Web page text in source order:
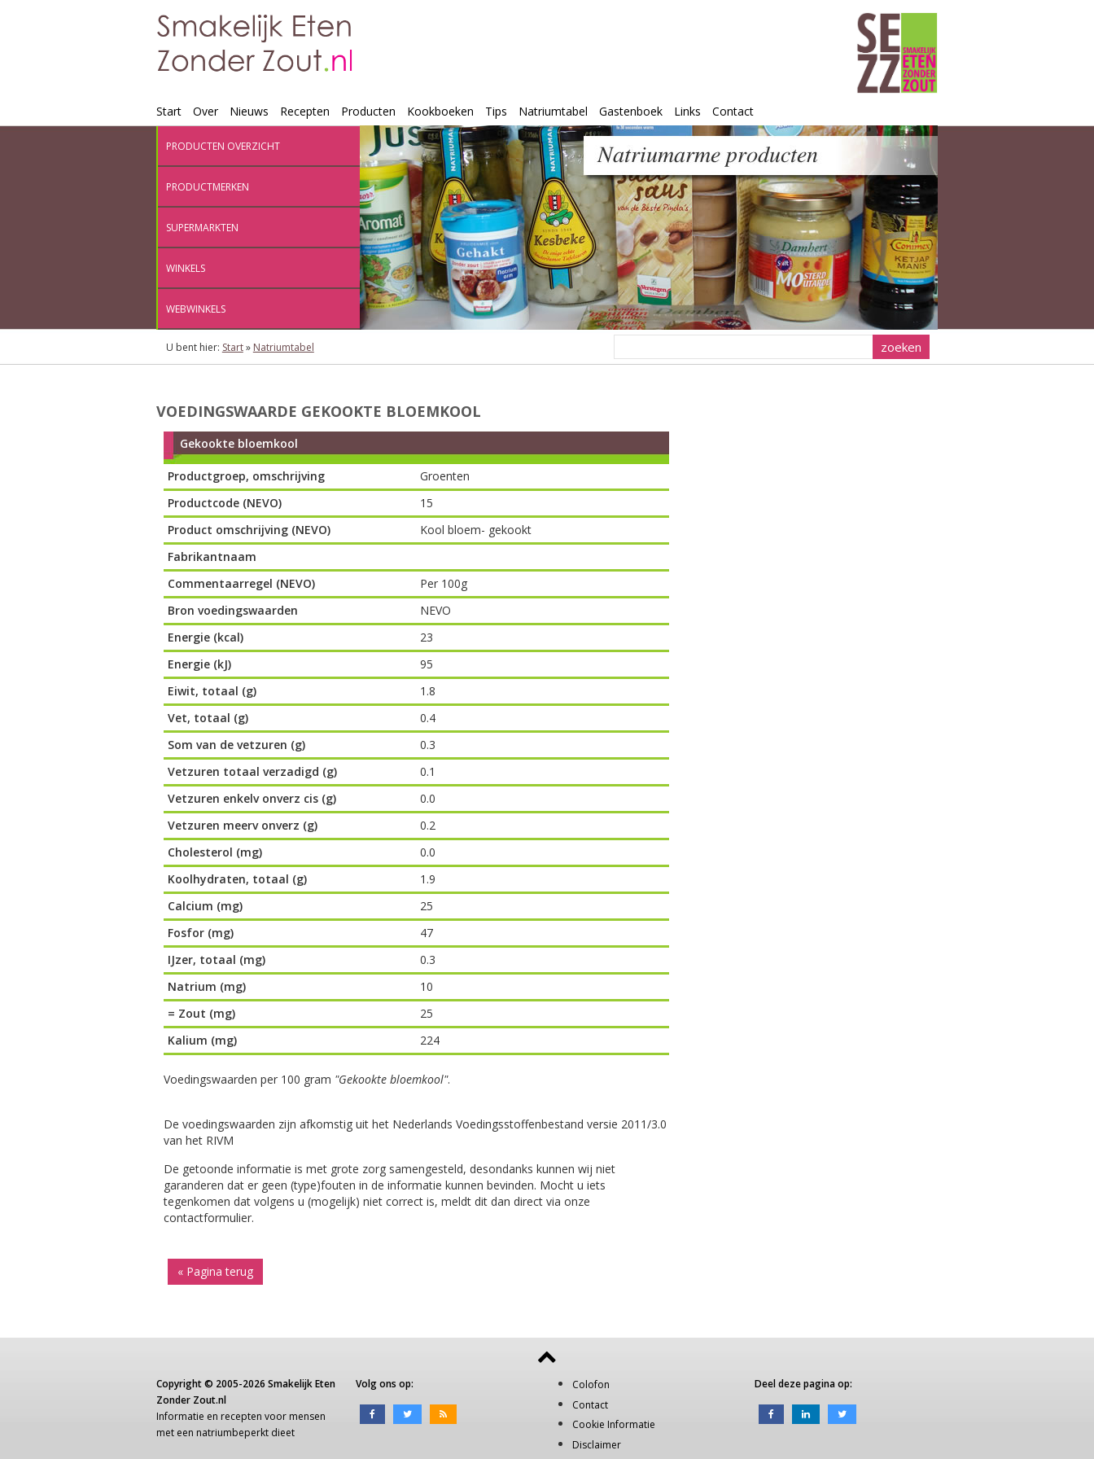
Start Over Nieuws Recepten Producten Kookboeken Tips Natriumtabel Gastenboek Links Contact
PRODUCTEN OVERZICHT
PRODUCTMERKEN
SUPERMARKTEN
WINKELS
WEBWINKELS
U bent hier: Start» Natriumtabel
VOEDINGSWAARDE GEKOOKTE BLOEMKOOL
Gekookte bloemkool
Productgroep, omschrijving
Groenten
Productcode (NEVO)
15
Product omschrijving (NEVO)
Kool bloem- gekookt
Fabrikantnaam
Commentaarregel (NEVO)
Per 100g
Bron voedingswaarden
NEVO
Energie (kcal)
23
Energie (kJ)
95
Eiwit, totaal (g)
1.8
Vet, totaal (g)
0.4
Som van de vetzuren (g)
0.3
Vetzuren totaal verzadigd (g)
0.1
Vetzuren enkelv onverz cis (g)
0.0
Vetzuren meerv onverz (g)
0.2
Cholesterol (mg)
0.0
Koolhydraten, totaal (g)
1.9
Calcium (mg)
25
Fosfor (mg)
47
IJzer, totaal (mg)
0.3
Natrium (mg)
10
= Zout (mg)
25
Kalium (mg)
224
Voedingswaarden per 100 gram "Gekookte bloemkool".
De voedingswaarden zijn afkomstig uit het Nederlands Voedingsstoffenbestand versie 2011/3.0
van het RIVM
De getoonde informatie is met grote zorg samengesteld, desondanks kunnen wij niet
garanderen dat er geen (type)fouten in de informatie kunnen bevinden. Mocht u iets
tegenkomen dat volgens u (mogelijk) niet correct is, meldt dit dan direct via onze
contactformulier.
« Pagina terug
Copyright © 2005-2026 Smakelijk Eten
Zonder Zout.nl
Informatie en recepten voor mensen
met een natriumbeperkt dieet
Volg ons op:
Colofon
Contact
Cookie Informatie
Disclaimer
Deel deze pagina op: